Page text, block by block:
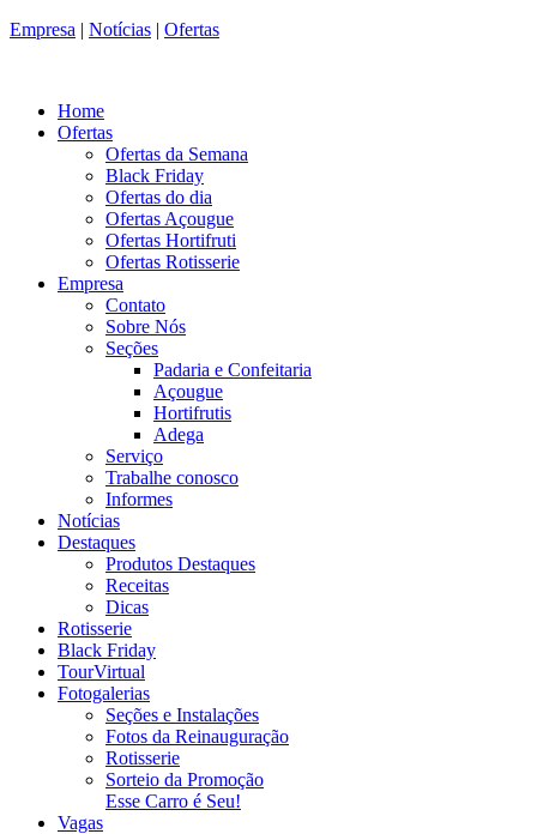
Empresa | Notícias | Ofertas
Home
Ofertas
Ofertas da Semana
Black Friday
Ofertas do dia
Ofertas Açougue
Ofertas Hortifruti
Ofertas Rotisserie
Empresa
Contato
Sobre Nós
Seções
Padaria e Confeitaria
Açougue
Hortifrutis
Adega
Serviço
Trabalhe conosco
Informes
Notícias
Destaques
Produtos Destaques
Receitas
Dicas
Rotisserie
Black Friday
TourVirtual
Fotogalerias
Seções e Instalações
Fotos da Reinauguração
Rotisserie
Sorteio da Promoção
Esse Carro é Seu!
Vagas